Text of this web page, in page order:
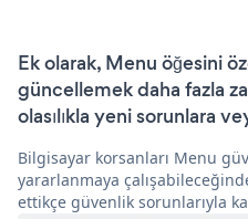
Ek olarak, Menu öğesini
güncellemek daha fazla
olasılıkla yeni sorunlara
Bilgisayar korsanları Menu
yararlanmaya
ettikçe güvenlik sorunlarıyla